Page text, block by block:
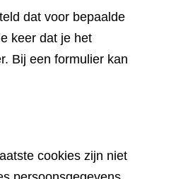
dat voor bepaalde
keer dat je het
Bij een formulier kan
cookies zijn niet